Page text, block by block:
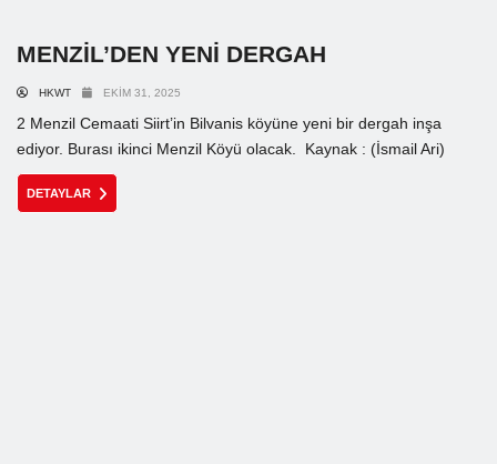
MENZİL’DEN YENİ DERGAH
HKWT EKIM 31, 2025
2 Menzil Cemaati Siirt’in Bilvanis köyüne yeni bir dergah inşa
ediyor. Burası ikinci Menzil Köyü olacak. Kaynak : (İsmail Ari)
DETAYLAR